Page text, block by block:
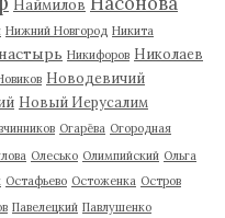
Наймилов
Нижний Новгород Никита
Никифоров Николаев
Новодевичий
Новый Иерусалим
Огарёва Огородная
Олесько Олимпийский Ольга
Остафьево Остоженка Остров
Павелецкий Павлушенко